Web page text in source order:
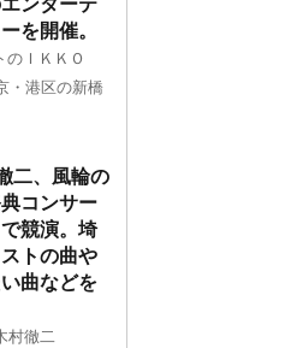
ンターテ
を開催。
ＩＫＫＯ
・港区の新橋
二、風輪の
コンサー
競演。埼
トの曲や
曲などを
村徹二